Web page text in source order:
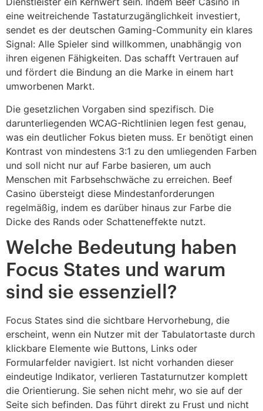
eine weitreichende Tastaturzugänglichkeit investiert,
sendet es der deutschen Gaming-Community ein klares
Signal: Alle Spieler sind willkommen, unabhängig von
ihren eigenen Fähigkeiten. Das schafft Vertrauen auf
und fördert die Bindung an die Marke in einem hart
umworbenen Markt.
Die gesetzlichen Vorgaben sind spezifisch. Die
darunterliegenden WCAG-Richtlinien legen fest genau,
was ein deutlicher Fokus bieten muss. Er benötigt einen
Kontrast von mindestens 3:1 zu den umliegenden Farben
und soll nicht nur auf Farbe basieren, um auch
Menschen mit Farbsehschwäche zu erreichen. Beef
Casino übersteigt diese Mindestanforderungen
regelmäßig, indem es darüber hinaus zur Farbe die
Dicke des Rands oder Schatteneffekte nutzt.
Welche Bedeutung haben
Focus States und warum
sind sie essenziell?
Focus States sind die sichtbare Hervorhebung, die
erscheint, wenn ein Nutzer mit der Tabulatortaste durch
klickbare Elemente wie Buttons, Links oder
Formularfelder navigiert. Ist nicht vorhanden dieser
eindeutige Indikator, verlieren Tastaturnutzer komplett
die Orientierung. Sie sehen nicht mehr, wo sie auf der
Seite sich befinden. Das führt direkt zu Frust und nicht